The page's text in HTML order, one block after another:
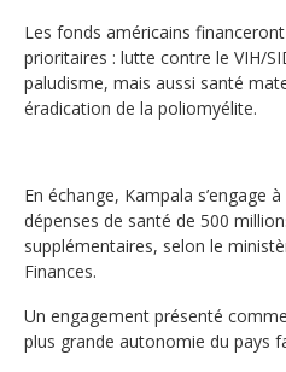
Les fonds américains
prioritaires : lutte contre le VIH/
paludisme, mais aussi santé
éradication de la poliomyélite.
En échange, Kampala s’engage
dépenses de santé de 500
supplémentaires, selon le
Finances.
Un engagement présenté
plus grande autonomie du pays